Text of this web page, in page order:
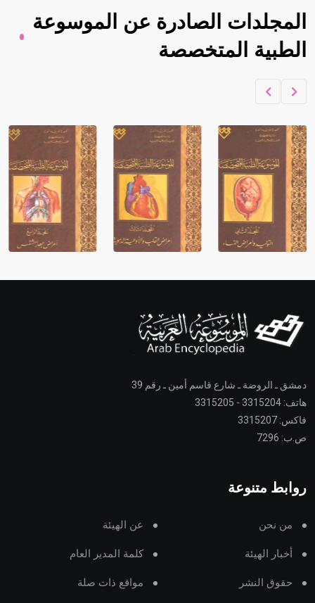
المجلدات الصادرة عن الموسوعة
الطبية المتخصصة
دمشق ـ الروضة ـ شارع قاسم أمين ـ رقم 39
هاتف: 3315204 - 3315205
فاكس: 3315207
ص.ب: 7296
روابط متنوعة
من نحن عن الهيئة
أخبار الهيئة كلمة المدير العام
حقوق النشر مواقع ذات صلة